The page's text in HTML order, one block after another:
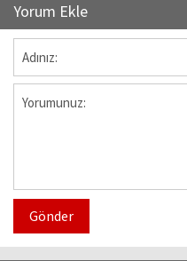
Yorum Ekle
Gönder